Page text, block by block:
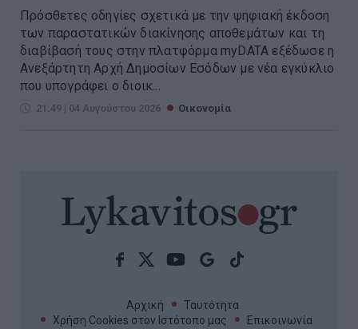
Πρόσθετες οδηγίες σχετικά με την ψηφιακή έκδοση
των παραστατικών διακίνησης αποθεμάτων και τη
διαβίβασή τους στην πλατφόρμα myDATA εξέδωσε η
Ανεξάρτητη Αρχή Δημοσίων Εσόδων με νέα εγκύκλιο
που υπογράφει ο διοικ...
21:49 | 04 Αυγούστου 2026 Οικονομία
Αρχική
Ταυτότητα
Χρήση Cookies στον Ιστότοπο μας
Επικοινωνία